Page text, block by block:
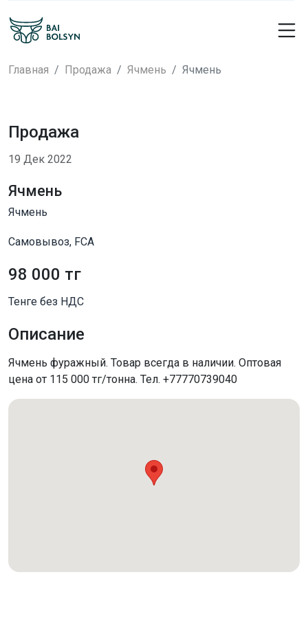
Главная Продажа Ячмень Ячмень
Продажа
19 Дек 2022
Ячмень
Ячмень
Самовывоз, FCA
98 000 тг
Тенге без НДС
Описание
Ячмень фуражный. Товар всегда в наличии. Оптовая
цена от 115 000 тг/тонна. Тел. +77770739040